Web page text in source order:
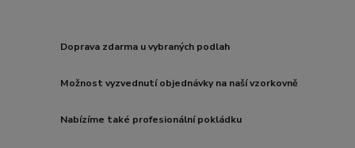
Doprava zdarma u vybraných podlah
Možnost vyzvednutí objednávky na naší vzorkovně
Nabízíme také profesionální pokládku